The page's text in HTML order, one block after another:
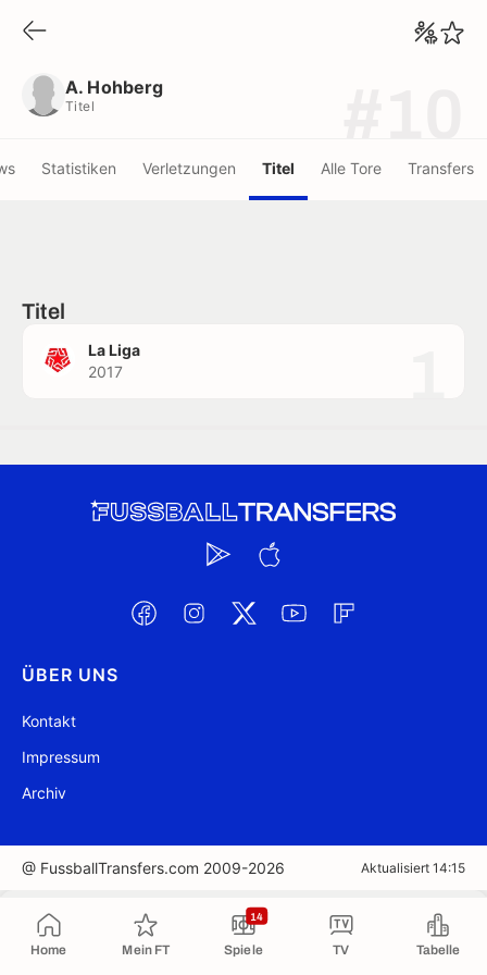
Home Mein FT Spiele
14
TV Tabelle
A. Hohberg
Titel
Statistiken Verletzungen Titel Alle Tore Transfers
Titel
La Liga
2017
ÜBER UNS
Kontakt
Impressum
Archiv
@ FussballTransfers.com 2009-2026 Aktualisiert 14:15
In die Zwischenablage kopiert